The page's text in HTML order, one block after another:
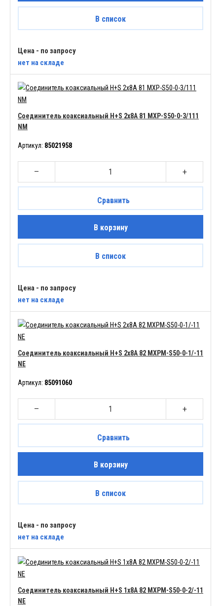
В список
Цена - по запросу
нет на складе
Соединитель коаксиальный H+S 2x8A 81 MXP-S50-0-3/111
NM
Артикул: 85021958
– +
Сравнить
В корзину
В список
Цена - по запросу
нет на складе
Соединитель коаксиальный H+S 2x8A 82 MXPM-S50-0-1/-11
NE
Артикул: 85091060
– +
Сравнить
В корзину
В список
Цена - по запросу
нет на складе
Соединитель коаксиальный H+S 1x8A 82 MXPM-S50-0-2/-11
NE